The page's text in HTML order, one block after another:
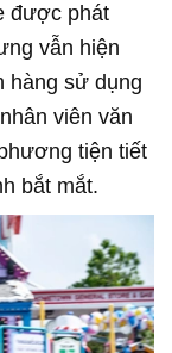
được phát
vẫn hiện
hàng sử dụng
viên văn
tiện tiết
bắt mắt.